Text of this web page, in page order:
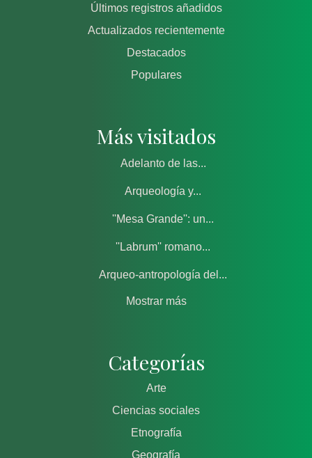
Últimos registros añadidos
Actualizados recientemente
Destacados
Populares
Más visitados
Adelanto de las...
Arqueología y...
''Mesa Grande'': un...
''Labrum'' romano...
Arqueo-antropología del...
Mostrar más
Categorías
Arte
Ciencias sociales
Etnografía
Geografía